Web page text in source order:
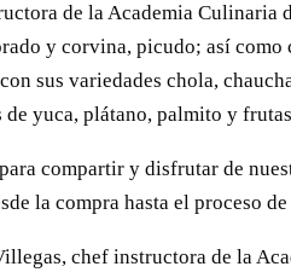
de la Academia
y corvina, picudo; así
sus variedades chola,
de yuca, plátano, palmito y
para compartir y disfrutar de
la compra hasta el proceso
chef instructora de la